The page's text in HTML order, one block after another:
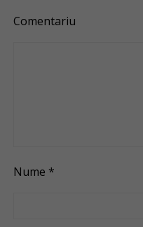
Comentariu
Nume *